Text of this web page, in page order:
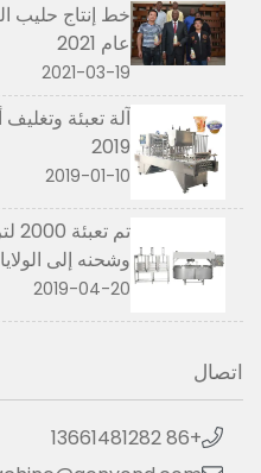
خط إنتاج حليب
عام 2021
2021-03-19
آلة تعبئة
2019
2019-01-10
وشحنه إلى
2019
2019-04-20
اتصال
+86 13661481282